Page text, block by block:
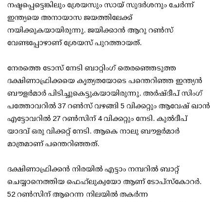
നഷ്ടപ്പെട്ടെങ്കിലും ശ്രേയസും സായ് സുദര്‍ശനും ചേര്‍ന്ന്
ഇന്ത്യയെ അനായാസ ജയത്തിലേക്ക്
നയിക്കുകയായിരുന്നു. ജയിക്കാന്‍ ആറു റണ്‍സ്
വേണ്ടപ്പോഴാണ് ശ്രേയസ് പുറത്തായത്.
നേരത്തെ ടോസ് നേടി ബാറ്റിംഗ് തെരഞ്ഞെടുത്ത
ദക്ഷിണാഫ്രിക്കയെ കൃത്യതയോടെ പന്തെറിഞ്ഞ ഇന്ത്യന്‍
ബൗളര്‍മാര്‍ പിടിച്ചുകെട്ടുകയായിരുന്നു. അര്‍ഷ്ദീപ് സിംഗ്
പത്തോവറില്‍ 37 റണ്‍സ് വഴങ്ങി 5 വിക്കറ്റും ആവേഷ് ഖാന്‍
എട്ടോവറില്‍ 27 റണ്‍സിന് 4 വിക്കറ്റും നേടി. കുല്‍ദീപ്
യാദവ് ഒരു വിക്കറ്റ് നേടി. ആകെ നാലു ബൗളര്‍മാര്‍
മാത്രമാണ് പന്തെറിഞ്ഞത്.
ദക്ഷിണാഫ്രിക്കന്‍ നിരയില്‍ എട്ടാം നമ്പറില്‍ ബാറ്റ്
ചെയ്യാനെത്തിയ ഫെഹ്‌ലുക്വയോ ആണ് ടോപ്‌സ്‌കോറര്‍.
52 റണ്‍സിന് ആറെന്ന നിലയില്‍ തകര്‍ന്ന